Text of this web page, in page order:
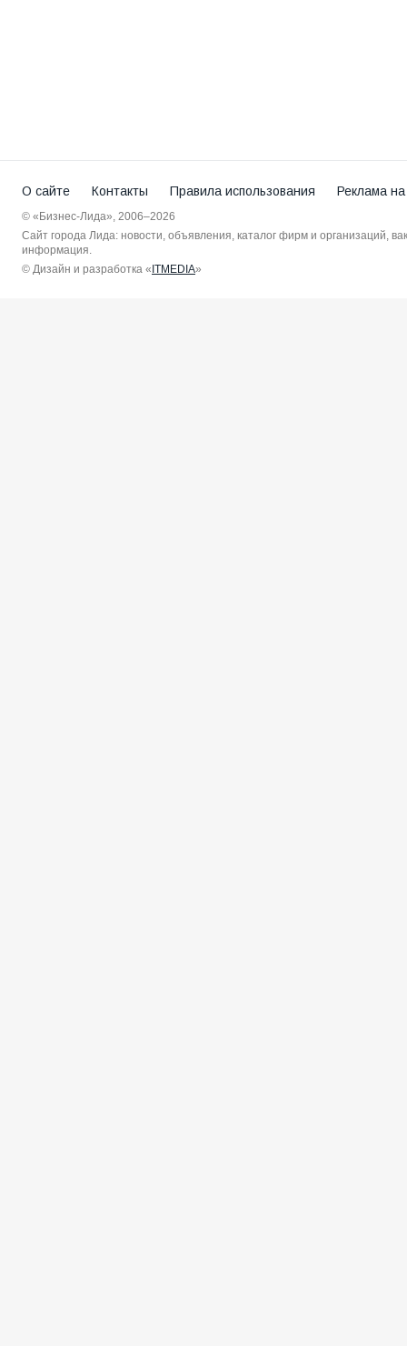
О сайте Контакты Правила использования Реклама
© «Бизнес-Лида», 2006–2026
Сайт города Лида: новости, объявления, каталог фирм и организаций,
информация.
© Дизайн и разработка « ITMEDIA»